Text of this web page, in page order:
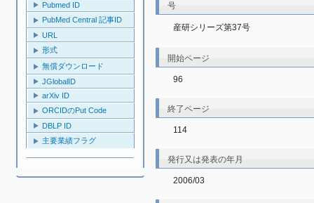
Pubmed ID
PubMed Central 記事ID
URL
形式
無償ダウンロード
JGlobalID
arXiv ID
ORCIDのPut Code
DBLP ID
主要業績フラグ
号
産研シリーズ第37号
開始ページ
96
終了ページ
114
発行又は発表の年月
2006/03